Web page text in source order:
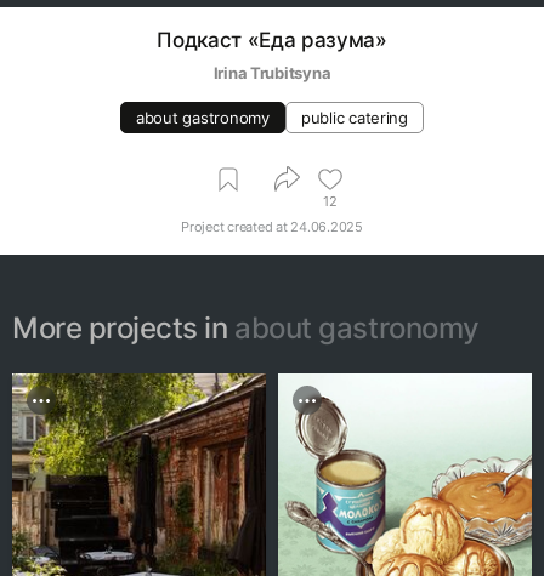
Подкаст «Еда разума»
Irina Trubitsyna
about gastronomy public catering
12
Project created at 24.06.2025
More projects in about gastronomy